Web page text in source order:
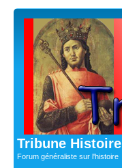
Tribune Histoire
Forum généraliste sur l'histoire